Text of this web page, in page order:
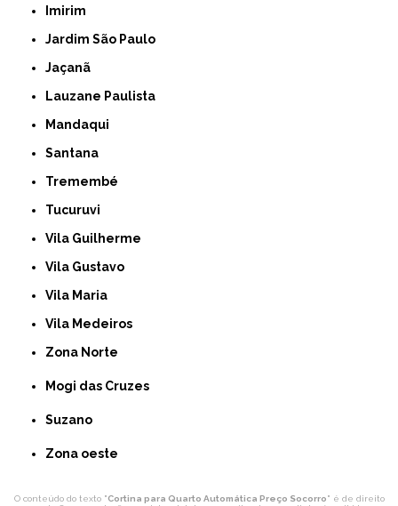
Imirim
Jardim São Paulo
Jaçanã
Lauzane Paulista
Mandaqui
Santana
Tremembé
Tucuruvi
Vila Guilherme
Vila Gustavo
Vila Maria
Vila Medeiros
Zona Norte
Mogi das Cruzes
Suzano
Zona oeste
O conteúdo do texto "Cortina para Quarto Automática Preço Socorro" é de direito